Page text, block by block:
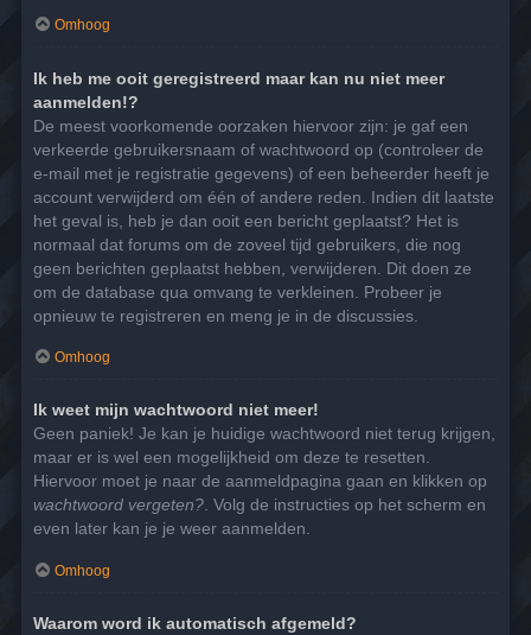
Omhoog
Ik heb me ooit geregistreerd maar kan nu niet meer
aanmelden!?
De meest voorkomende oorzaken hiervoor zijn: je gaf een
verkeerde gebruikersnaam of wachtwoord op (controleer de
e-mail met je registratie gegevens) of een beheerder heeft je
account verwijderd om één of andere reden. Indien dit laatste
het geval is, heb je dan ooit een bericht geplaatst? Het is
normaal dat forums om de zoveel tijd gebruikers, die nog
geen berichten geplaatst hebben, verwijderen. Dit doen ze
om de database qua omvang te verkleinen. Probeer je
opnieuw te registreren en meng je in de discussies.
Omhoog
Ik weet mijn wachtwoord niet meer!
Geen paniek! Je kan je huidige wachtwoord niet terug krijgen,
maar er is wel een mogelijkheid om deze te resetten.
Hiervoor moet je naar de aanmeldpagina gaan en klikken op
wachtwoord vergeten?. Volg de instructies op het scherm en
even later kan je je weer aanmelden.
Omhoog
Waarom word ik automatisch afgemeld?